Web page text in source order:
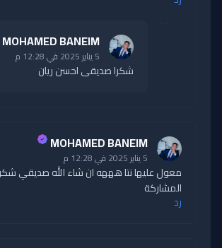
MOHAMED BANEIM
5 يناير 2025 في 12:28 م
شكرا صديقى احسن ريان
MOHAMED BANEIM
5 يناير 2025 في 12:28 م
معول عليها نتا هههه ان شاء الله صديقي
المشاركة
رد